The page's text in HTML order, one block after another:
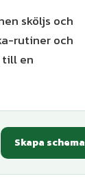
sköljs och
rutiner och
till en
Skapa schema